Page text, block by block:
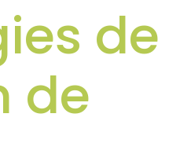
de
de